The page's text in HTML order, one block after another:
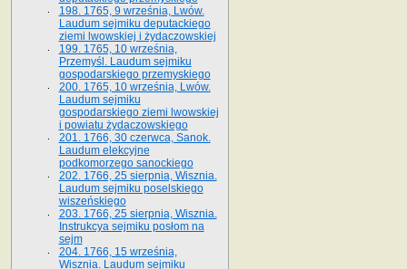
198. 1765, 9 września, Lwów.
Laudum sejmiku deputackiego
ziemi lwowskiej i żydaczowskiej
199. 1765, 10 września,
Przemyśl. Laudum sejmiku
gospodarskiego przemyskiego
200. 1765, 10 września, Lwów.
Laudum sejmiku
gospodarskiego ziemi lwowskiej
i powiatu żydaczowskiego
201. 1766, 30 czerwca, Sanok.
Laudum elekcyjne
podkomorzego sanockiego
202. 1766, 25 sierpnia, Wisznia.
Laudum sejmiku poselskiego
wiszeńskiego
203. 1766, 25 sierpnia, Wisznia.
Instrukcya sejmiku posłom na
sejm
204. 1766, 15 września,
Wisznia. Laudum sejmiku